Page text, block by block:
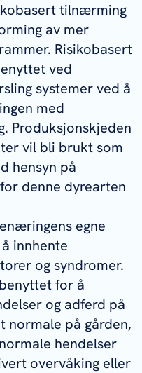
tilnærming
av mer
Risikobasert
ved
systemer ved å
med
Produksjonskjeden
vil bli brukt som
hensyn på
denne dyrearten
egne
innhente
og syndromer.
for å
og adferd på
normale på gården,
hendelser
overvåking eller